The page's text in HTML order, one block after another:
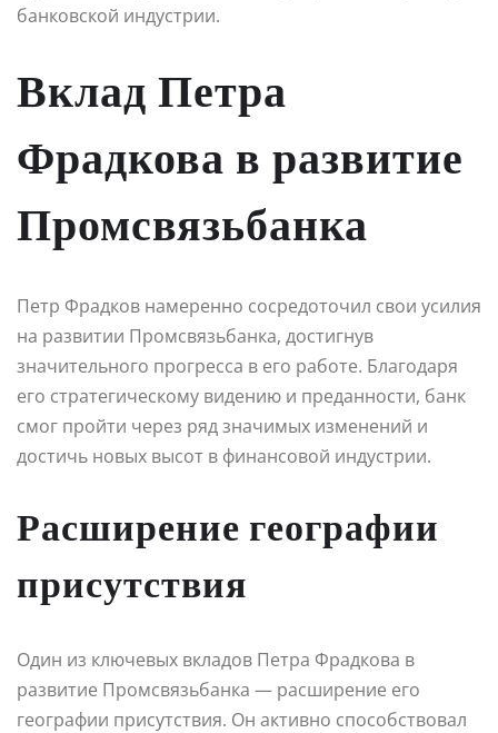
банковской индустрии.
Вклад Петра
Фрадкова в развитие
Промсвязьбанка
Петр Фрадков намеренно сосредоточил свои усилия
на развитии Промсвязьбанка, достигнув
значительного прогресса в его работе. Благодаря
его стратегическому видению и преданности, банк
смог пройти через ряд значимых изменений и
достичь новых высот в финансовой индустрии.
Расширение географии
присутствия
Один из ключевых вкладов Петра Фрадкова в
развитие Промсвязьбанка — расширение его
географии присутствия. Он активно способствовал